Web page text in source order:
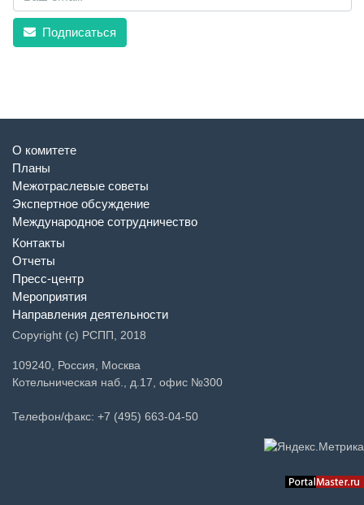
Подписаться
О комитете
Планы
Межотраслевые советы
Экспертное обсуждение
Международное сотрудничество
Контакты
Отчеты
Пресс-центр
Мероприятия
Направления деятельности
Copyright (c) РСПП, 2018
109240, Россия, Москва
Котельническая наб., д.17, офис №300
Телефон/факс: +7 (495) 663-04-50